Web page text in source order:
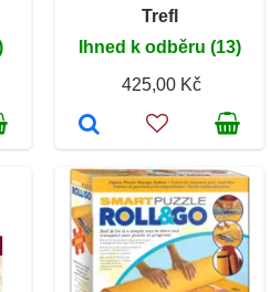
Trefl
Ihned k odběru (13)
425,00 Kč